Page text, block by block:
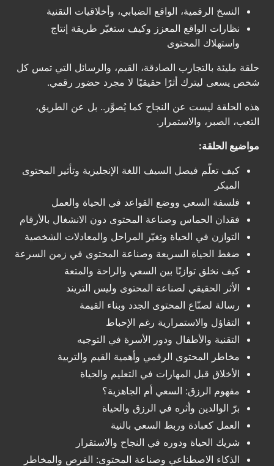
النسخ الرقمية، الواقع الضبابي، وأخلاقيات التقنية
نظارات الواقع المعزز وكيف ستغيّر طريقة إنتاج
واستهلاك المحتوى
حلقة مليئة بالتجارب الصادقة، القيم، والرسائل التي تمس كل
شخص يسعى ليترك أثرًا حقيقيًا لا مجرد حضور رقمي.
هذه الحلقة ليست عن النجاح كما يُصوَّر.. بل عن الطريق،
التعب، الصبر، والاستمرار.
مواضيع الحلقة:
كيف تعلّم فيصل السيف اللغة الإنجليزية وتأثير المحتوى
المبكر
فلسفة السعي ووضع القواعد في الحياة والعمل
فقدان الحماس وصناعة المحتوى دون الانشغال بالأرقام
التوازن في الحياة وتغيّر المراحل والمعادلات الشخصية
ضغط الحياة السريعة وصناعة المحتوى في زمن السرعة
كيف نخلق توازنًا بين السعي والراحة والمتعة
الأثر الحقيقي لصناعة المحتوى وليس التريند
رسالة لصنّاع المحتوى الجدد وبناء القيمة
التفاؤل والاستمرارية رغم الإحباط
التقنية والأطفال ودور الأسرة في التوجيه
مخاطر المحتوى الرقمي وأهمية القيم والتربية
الأخلاق قبل المهارات في التعليم والحياة
مفهوم الرزق: السعي أم الجاهزية؟
برّ الوالدين وأثره في الرزق والحياة
العمل كعبادة وربط السعي بالنية
شريك الحياة ودوره في النجاح والاستقرار
الذكاء الاصطناعي وصناعة المحتوى: الفرص والمخاطر